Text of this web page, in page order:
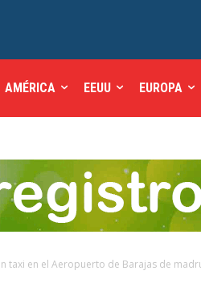
AMÉRICA EEUU EUROPA
taxi en el Aeropuerto de Barajas de